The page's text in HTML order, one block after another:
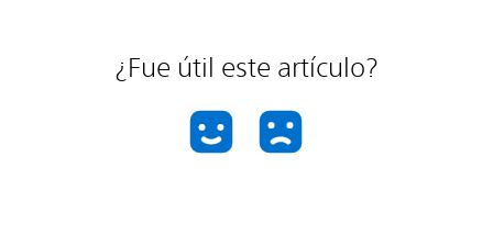
¿Fue útil este artículo?